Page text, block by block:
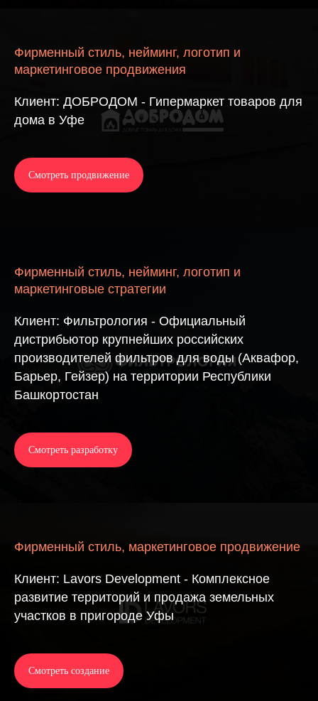
Фирменный стиль, нейминг, логотип и
маркетинговое продвижения
Клиент: ДОБРОДОМ - Гипермаркет товаров для
дома в Уфе
Смотреть продвижение
Фирменный стиль, нейминг, логотип и
маркетинговые стратегии
Клиент: Фильтрология - Официальный
дистрибьютор крупнейших российских
производителей фильтров для воды (Аквафор,
Барьер, Гейзер) на территории Республики
Башкортостан
Смотреть разработку
Фирменный стиль, маркетинговое продвижение
Клиент: Lavors Development - Комплексное
развитие территорий и продажа земельных
участков в пригороде Уфы
Смотреть создание